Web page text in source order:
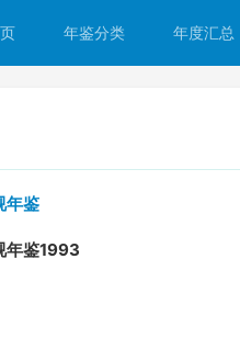
年鉴分类 年度汇总
年鉴
年鉴1993